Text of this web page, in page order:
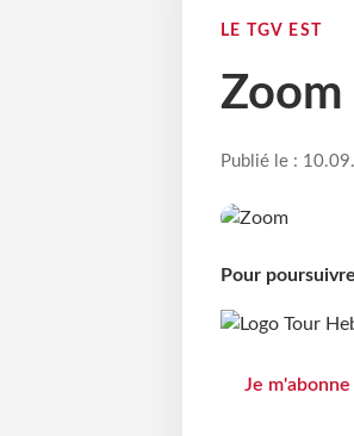
LE TGV EST
Zoom
Publié le :
Pour
Je m'abonne